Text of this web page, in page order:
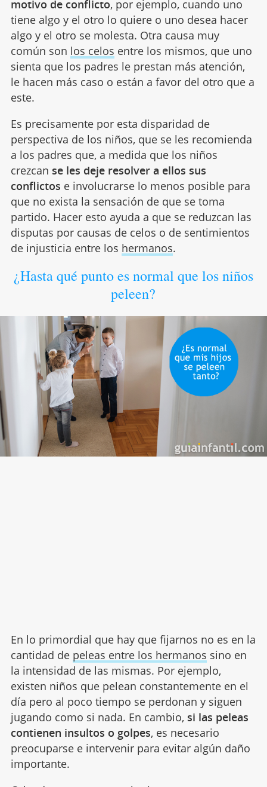
motivo de conflicto, por ejemplo, cuando uno
tiene algo y el otro lo quiere o uno desea hacer
algo y el otro se molesta. Otra causa muy
común son los celos entre los mismos, que uno
sienta que los padres le prestan más atención,
le hacen más caso o están a favor del otro que a
este.
Es precisamente por esta disparidad de
perspectiva de los niños, que se les recomienda
a los padres que, a medida que los niños
crezcan se les deje resolver a ellos sus
conflictos e involucrarse lo menos posible para
que no exista la sensación de que se toma
partido. Hacer esto ayuda a que se reduzcan las
disputas por causas de celos o de sentimientos
de injusticia entre los hermanos.
¿Hasta qué punto es normal que los niños
peleen?
En lo primordial que hay que fijarnos no es en la
cantidad de peleas entre los hermanos sino en
la intensidad de las mismas. Por ejemplo,
existen niños que pelean constantemente en el
día pero al poco tiempo se perdonan y siguen
jugando como si nada. En cambio, si las peleas
contienen insultos o golpes, es necesario
preocuparse e intervenir para evitar algún daño
importante.